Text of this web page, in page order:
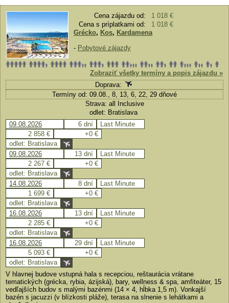
Cena zájazdu od:
1 018 €
Cena s príplatkami od:
1 018 €
Grécko, Kos, Kardamena
- Pobytové zájazdy
Zobraziť všetky termíny a popis zájazdu »
Doprava:
Termíny od: 09.08., 8, 13, 6, 22, 29 dňové
Strava: all Inclusive
odlet: Bratislava
09.08.2026
6 dní
Last Minute
2 858 €
+0 €
odlet: Bratislava
09.08.2026
13 dní
Last Minute
2 267 €
+0 €
odlet: Bratislava
14.08.2026
8 dní
Last Minute
1 699 €
+0 €
odlet: Bratislava
16.08.2026
13 dní
Last Minute
2 285 €
+0 €
odlet: Bratislava
16.08.2026
29 dní
Last Minute
5 093 €
+0 €
odlet: Bratislava
V hlavnej budove vstupná hala s recepciou, reštaurácia vrátane
tematických (grécka, rybia, ázijská), bary, wellness & spa, amfiteáter, 15
vedľajších budov s malými bazénmi (14 × 4, hĺbka 1,5 m). Vonkajší
bazén s jacuzzi (v blízkosti pláže), terasa na slnenie s lehátkami a